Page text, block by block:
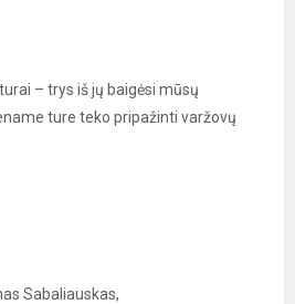
– trys iš jų baigėsi mūsų
ture teko pripažinti varžovų
Sabaliauskas,